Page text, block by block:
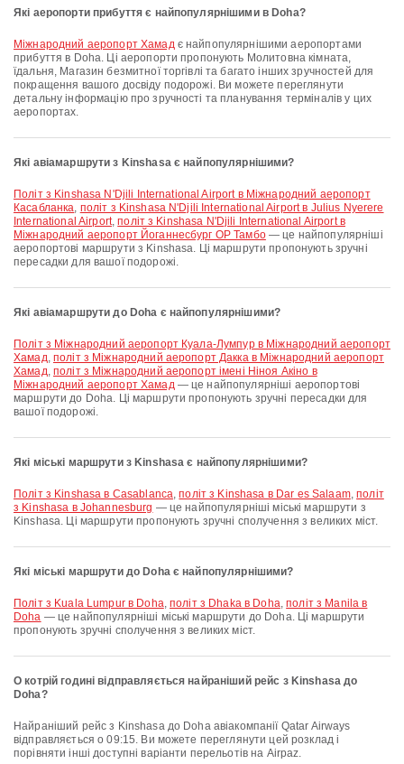
Які аеропорти прибуття є найпопулярнішими в Doha?
Міжнародний аеропорт Хамадє найпопулярнішими аеропортами
прибуття в Doha. Ці аеропорти пропонують Молитовна кімната,
їдальня, Магазин безмитної торгівлі та багато інших зручностей для
покращення вашого досвіду подорожі. Ви можете переглянути
детальну інформацію про зручності та планування терміналів у цих
аеропортах.
Які авіамаршрути з Kinshasa є найпопулярнішими?
політ з Kinshasa N'Djili International Airport в Міжнародний аеропорт
Касабланка, політ з Kinshasa N'Djili International Airport в Julius Nyerere
International Airport,політ з Kinshasa N'Djili International Airport в
Міжнародний аеропорт Йоганнесбург ОР Тамбо— це найпопулярніші
аеропортові маршрути з Kinshasa. Ці маршрути пропонують зручні
пересадки для вашої подорожі.
Які авіамаршрути до Doha є найпопулярнішими?
політ з Міжнародний аеропорт Куала-Лумпур в Міжнародний аеропорт
Хамад, політ з Міжнародний аеропорт Дакка в Міжнародний аеропорт
Хамад, політ з Міжнародний аеропорт імені Ніноя Акіно в
Міжнародний аеропорт Хамад— це найпопулярніші аеропортові
маршрути до Doha. Ці маршрути пропонують зручні пересадки для
вашої подорожі.
Які міські маршрути з Kinshasa є найпопулярнішими?
політ з Kinshasa в Casablanca,політ з Kinshasa в Dar es Salaam,політ
з Kinshasa в Johannesburg — це найпопулярніші міські маршрути з
Kinshasa. Ці маршрути пропонують зручні сполучення з великих міст.
Які міські маршрути до Doha є найпопулярнішими?
політ з Kuala Lumpur в Doha,політ з Dhaka в Doha,політ з Manila в
Doha — це найпопулярніші міські маршрути до Doha. Ці маршрути
пропонують зручні сполучення з великих міст.
О котрій годині відправляється найраніший рейс з Kinshasa до
Doha?
Найраніший рейс з Kinshasa до Doha авіакомпанії Qatar Airways
відправляється о 09:15. Ви можете переглянути цей розклад і
порівняти інші доступні варіанти перельотів на Airpaz.